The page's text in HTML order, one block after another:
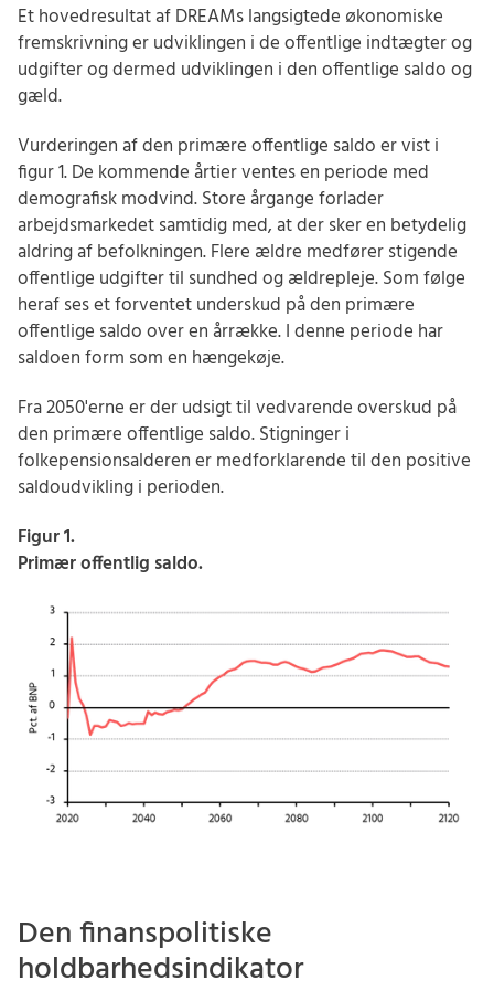
Et hovedresultat af DREAMs langsigtede økonomiske
fremskrivning er udviklingen i de offentlige indtægter og
udgifter og dermed udviklingen i den offentlige saldo og
gæld.
Vurderingen af den primære offentlige saldo er vist i
figur 1. De kommende årtier ventes en periode med
demografisk modvind. Store årgange forlader
arbejdsmarkedet samtidig med, at der sker en betydelig
aldring af befolkningen. Flere ældre medfører stigende
offentlige udgifter til sundhed og ældrepleje. Som følge
heraf ses et forventet underskud på den primære
offentlige saldo over en årrække. I denne periode har
saldoen form som en hængekøje.
Fra 2050'erne er der udsigt til vedvarende overskud på
den primære offentlige saldo. Stigninger i
folkepensionsalderen er medforklarende til den positive
saldoudvikling i perioden.
Figur 1.
Primær offentlig saldo.
Den finanspolitiske
holdbarhedsindikator